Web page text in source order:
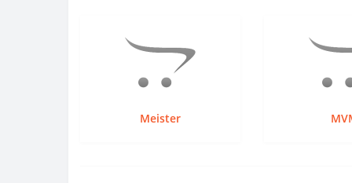
Meister